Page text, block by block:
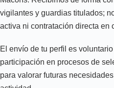
vigilantes y guardias titulados;
activa ni contratación directa en
El envío de tu perfil es
participación en procesos de
para valorar futuras